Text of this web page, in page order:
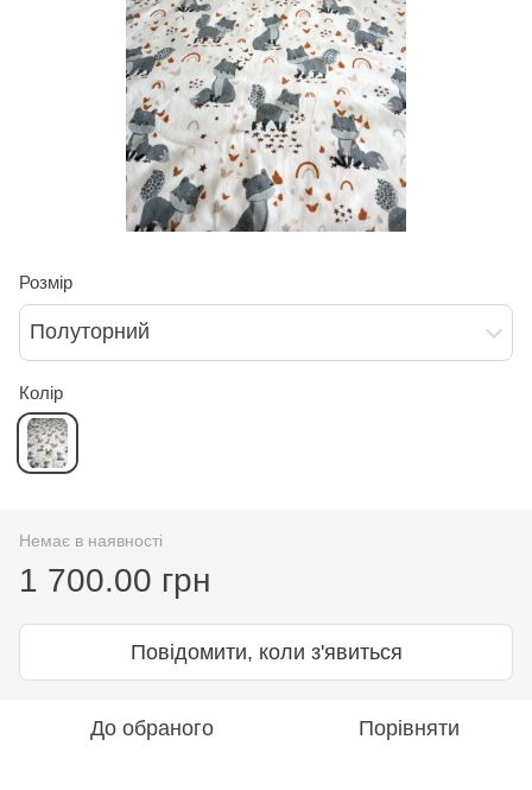
Розмір
Полуторний
Колір
Немає в наявності
1 700.00 грн
Повідомити, коли з'явиться
До обраного Порівняти